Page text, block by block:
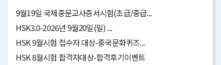
9월19일 국제중문교사증서시험(초급/중급...
HSK3.0-2026년 9월20일(일) ...
HSK 9월시험 접수자 대상-중국문화퀴즈...
HSK 8월시험 합격자대상-합격후기이벤트